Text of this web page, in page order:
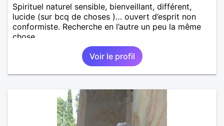
Spirituel naturel sensible, bienveillant, différent,
lucide (sur bcq de choses )… ouvert d’esprit non
conformiste. Recherche en l’autre un peu la même
chose…
Voir le profil